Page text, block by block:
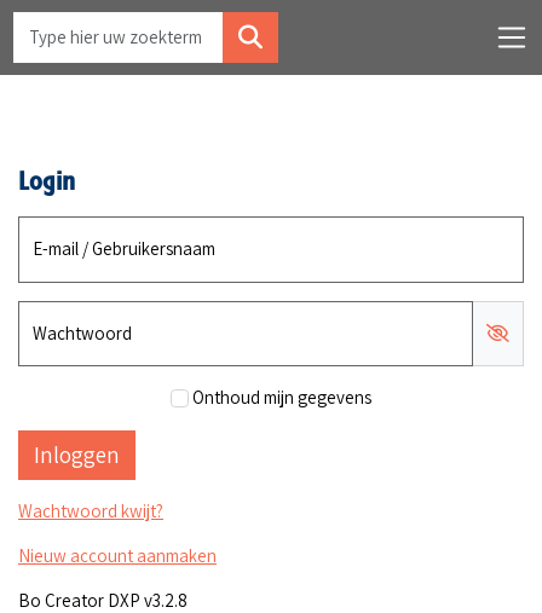
Login
E-mail / Gebruikersnaam
Wachtwoord
Onthoud mijn gegevens
Wachtwoord kwijt?
Nieuw account aanmaken
Bo Creator DXP v3.2.8